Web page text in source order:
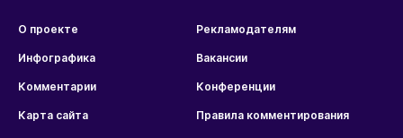
О проекте Рекламодателям
Инфографика Вакансии
Комментарии Конференции
Карта сайта Правила комментирования